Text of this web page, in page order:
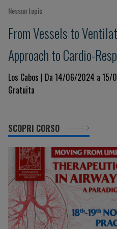
Nessun topic
From Vessels to
Approach to Cardio-
Los Cabos | Da 14/06/2024 a
Gratuita
SCOPRI CORSO